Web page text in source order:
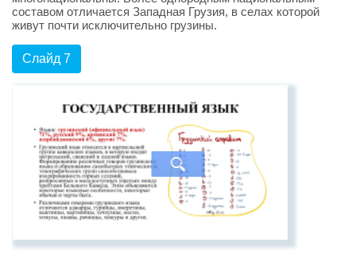
составом отличается Западная Грузия, в селах которой
живут почти исключительно грузины.
Слайд 7